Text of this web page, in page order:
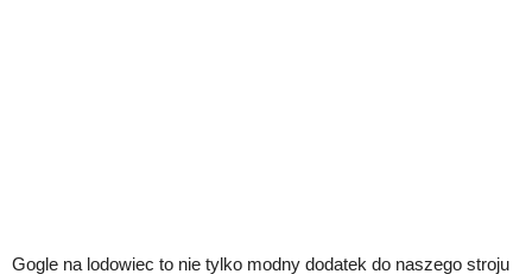
Gogle na lodowiec to nie tylko modny dodatek do naszego stroju